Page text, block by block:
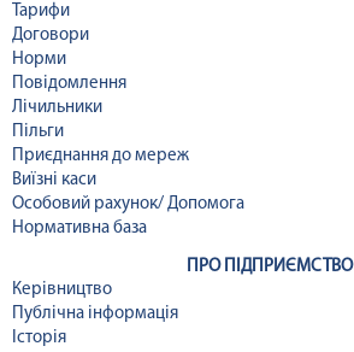
Тарифи
Договори
Норми
Повідомлення
Лічильники
Пільги
Приєднання до мереж
Виїзні каси
Особовий рахунок/ Допомога
Нормативна база
ПРО ПІДПРИЄМСТВО
Керівництво
Публічна інформація
Історія